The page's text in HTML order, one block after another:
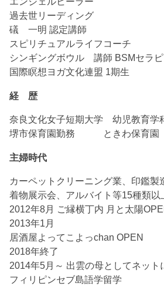
過去世リーディング
礒 一明 認定講師
スピリチュアルライフコーチ
シンギングボウル 講師 BSMセラピ
国際瞑想ヨガ文化連盟 1期生
経 歴
奈良文化女子短期大学 幼児教育学
堺市保育園勤務 ときわ保育園
主婦時代
カーペットクリーニング業、印鑑製
着物展示会、アルバイト等15種類以
2012年8月 ご縁横丁内 月と太陽
2013年1月
居酒屋よってこよっchan OPEN
2018年終了
2014年5月～ 出雲の母としてネット
フィリピンセブ島語学留学